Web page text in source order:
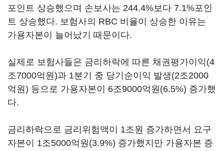
포인트 상승했으며 손보사는 244.4%보다 7.1%포인
트 상승했다. 보험사의 RBC 비율이 상승한 이유는
가용자본이 늘어났기 때문이다.
실제로 보험사들은 금리하락에 따른 채권평가이익(4
조7000억원)과 1분기 중 당기순이익 발생(2조2000
억원) 등으로 가용자본이 6조9000억원(6.5%) 증가했
다.
금리하락으로 금리위험액이 1조원 증가하면서 요구
자본이 1조5000억원(3.9%) 증가했지만 가용자본 증